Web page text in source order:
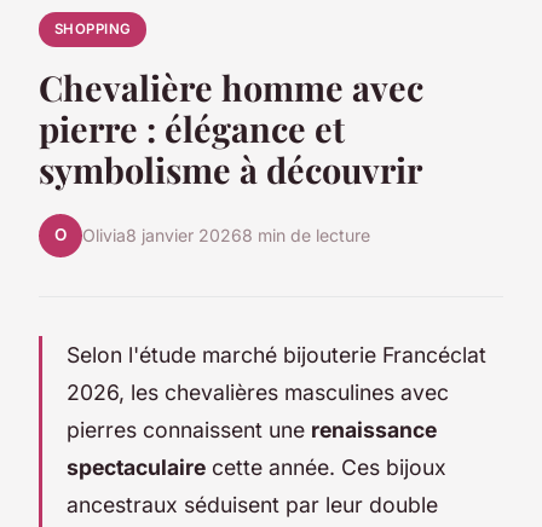
SHOPPING
Chevalière homme avec
pierre : élégance et
symbolisme à découvrir
O Olivia8 janvier 20268 min de lecture
Selon l'étude marché bijouterie Francéclat
2026, les chevalières masculines avec
pierres connaissent une renaissance
spectaculaire cette année. Ces bijoux
ancestraux séduisent par leur double